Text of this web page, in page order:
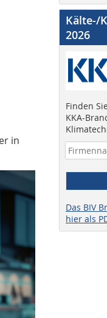
in
Kälte-/
2026
Finden
KKA-
Das BIV
hier als